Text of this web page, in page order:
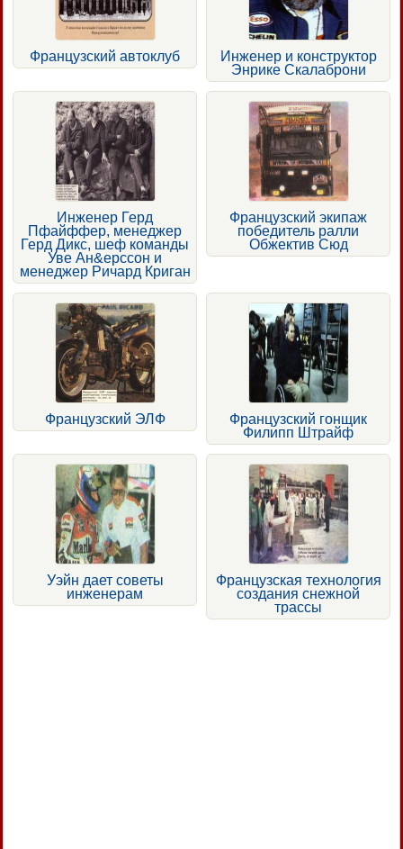
Французский автоклуб
Инженер и конструктор
Энрике Скалаброни
Инженер Герд
Пфайффер, менеджер
Герд Дикс, шеф команды
Уве Ан&ерссон и
менеджер Ричард Криган
Французский экипаж
победитель ралли
Обжектив Сюд
Французский ЭЛФ
Французский гонщик
Филипп Штрайф
Уэйн дает советы
инженерам
Французская технология
создания снежной
трассы